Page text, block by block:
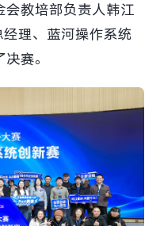
X200 Ultra
对比X机型
S20
对比S机型
Y50m 5G
iQOO Z11 Turbo
iQOO TWS 5e
会教培部负责人韩江
理、蓝河操作系统
赛。